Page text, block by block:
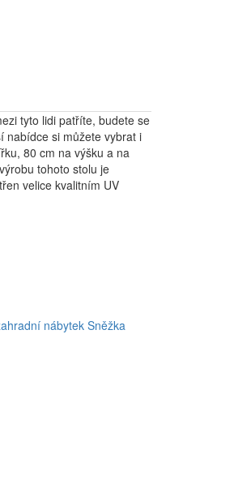
tyto lidi patříte, budete se
nabídce si můžete vybrat i
80 cm na výšku a na
tohoto stolu je
velice kvalitním UV